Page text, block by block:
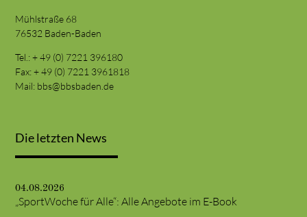
Mühlstraße 68
76532 Baden-Baden
Tel.: + 49 (0) 7221 396180
Fax: + 49 (0) 7221 3961818
Mail: bbs@bbsbaden.de
Die letzten News
04.08.2026
„SportWoche für Alle“: Alle Angebote im E-Book